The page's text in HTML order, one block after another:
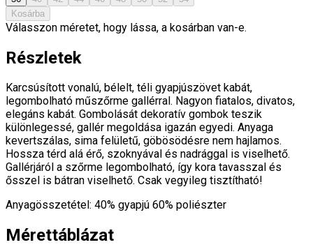
Kosárba
Válasszon méretet, hogy lássa, a kosárban van-e.
Részletek
Karcsúsított vonalú, bélelt, téli gyapjúszövet kabát,
legombolható műszőrme gallérral. Nagyon fiatalos, divatos,
elegáns kabát. Gombolását dekoratív gombok teszik
különlegessé, gallér megoldása igazán egyedi. Anyaga
kevertszálas, sima felületű, göbösödésre nem hajlamos.
Hossza térd alá érő, szoknyával és nadrággal is viselhető.
Gallérjáról a szőrme legombolható, így kora tavasszal és
ősszel is bátran viselhető. Csak vegyileg tisztítható!
Anyagösszetétel: 40% gyapjú 60% poliészter
Mérettáblázat